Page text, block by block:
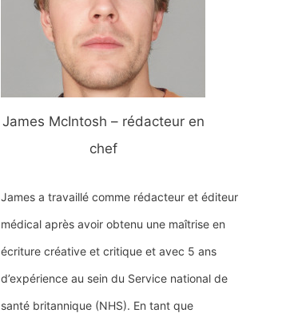
James McIntosh – rédacteur en
chef
James a travaillé comme rédacteur et éditeur
médical après avoir obtenu une maîtrise en
écriture créative et critique et avec 5 ans
d’expérience au sein du Service national de
santé britannique (NHS). En tant que